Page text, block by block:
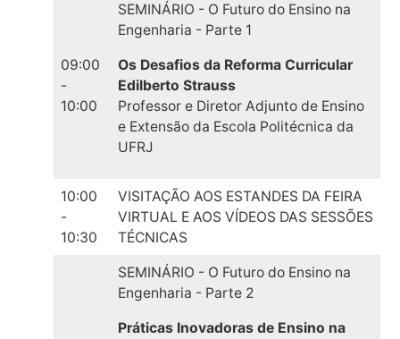
09:00
-
10:00
SEMINÁRIO - O Futuro do Ensino na
Engenharia - Parte 1
Os Desafios da Reforma Curricular
Edilberto Strauss
Professor e Diretor Adjunto de Ensino
e Extensão da Escola Politécnica da
UFRJ
10:00
-
10:30
VISITAÇÃO AOS ESTANDES DA FEIRA
VIRTUAL E AOS VÍDEOS DAS SESSÕES
TÉCNICAS
SEMINÁRIO - O Futuro do Ensino na
Engenharia - Parte 2
Práticas Inovadoras de Ensino na